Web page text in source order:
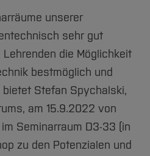
unserer
sehr gut
die Möglichkeit
bestmöglich und
Stefan Spychalski,
am 15.9.2022 von
Seminarraum D3-33 (in
zu den Potenzialen und